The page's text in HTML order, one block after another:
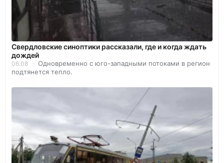
Свердловские синоптики рассказали, где и когда ждать
дождей
06.08
Одновременно с юго-западными потоками в регион
подтянется тепло.